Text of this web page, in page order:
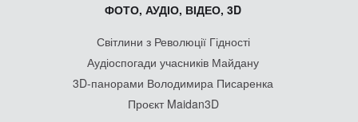
ФОТО, АУДІО, ВІДЕО, 3D
Світлини з Революції Гідності
Аудіоспогади учасників Майдану
3D-панорами Володимира Писаренка
Проєкт Maidan3D